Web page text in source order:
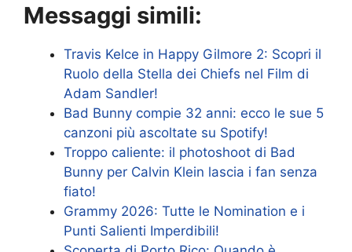
Messaggi simili:
Travis Kelce in Happy Gilmore 2: Scopri il
Ruolo della Stella dei Chiefs nel Film di
Adam Sandler!
Bad Bunny compie 32 anni: ecco le sue 5
canzoni più ascoltate su Spotify!
Troppo caliente: il photoshoot di Bad
Bunny per Calvin Klein lascia i fan senza
fiato!
Grammy 2026: Tutte le Nomination e i
Punti Salienti Imperdibili!